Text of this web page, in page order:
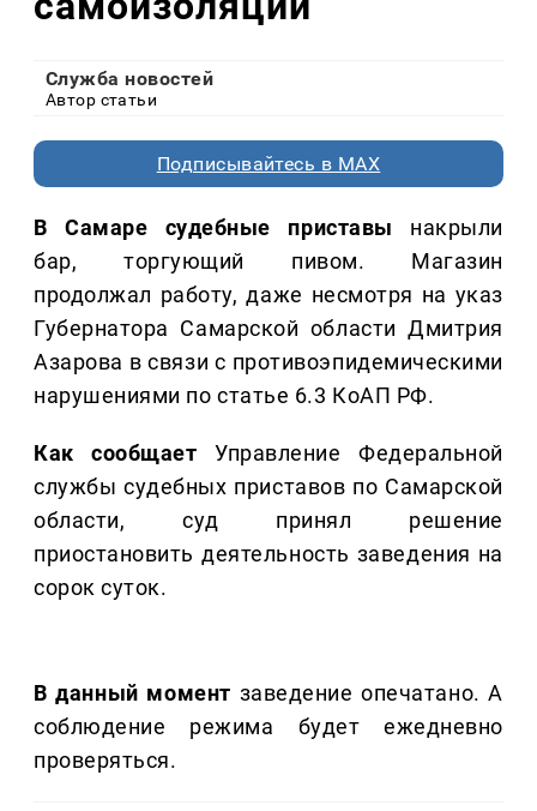
Служба новостей
Автор статьи
Подписывайтесь в MAX
В Самаре судебные приставы накрыли
бар, торгующий пивом. Магазин
продолжал работу, даже несмотря на указ
Губернатора Самарской области Дмитрия
Азарова в связи с противоэпидемическими
нарушениями по статье 6.3 КоАП РФ.
Как сообщает Управление Федеральной
службы судебных приставов по Самарской
области, суд принял решение
приостановить деятельность заведения на
сорок суток.
В данный момент заведение опечатано. А
соблюдение режима будет ежедневно
проверяться.